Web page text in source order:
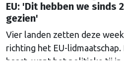
EU: 'Dit hebben we sinds
gezien'
Vier landen zetten deze
richting het EU-lidmaatschap.
haast, want het politieke tij in